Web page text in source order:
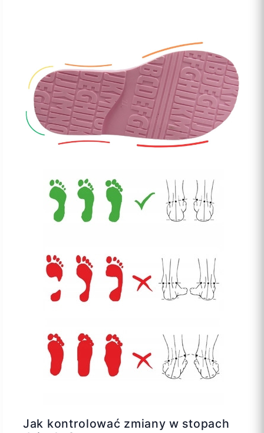
Jak kontrolować zmiany w stopach